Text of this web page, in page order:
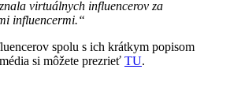
virtuálnych influencerov za
influencermi.“
spolu s ich krátkym popisom
si môžete prezrieť TU.